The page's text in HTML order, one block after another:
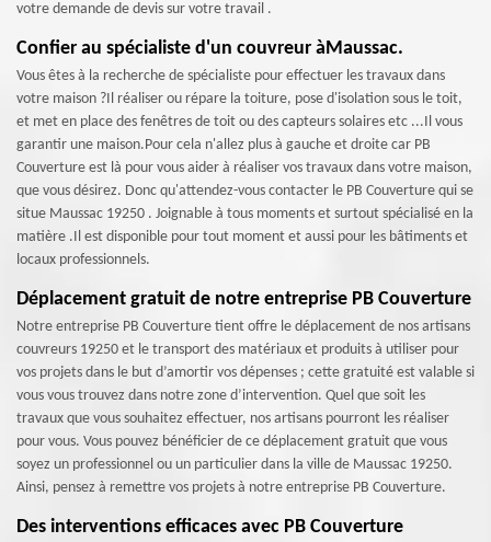
votre demande de devis sur votre travail .
Confier au spécialiste d'un couvreur àMaussac.
Vous êtes à la recherche de spécialiste pour effectuer les travaux dans
votre maison ?Il réaliser ou répare la toiture, pose d'isolation sous le toit,
et met en place des fenêtres de toit ou des capteurs solaires etc ...Il vous
garantir une maison.Pour cela n'allez plus à gauche et droite car PB
Couverture est là pour vous aider à réaliser vos travaux dans votre maison,
que vous désirez. Donc qu'attendez-vous contacter le PB Couverture qui se
situe Maussac 19250 . Joignable à tous moments et surtout spécialisé en la
matière .Il est disponible pour tout moment et aussi pour les bâtiments et
locaux professionnels.
Déplacement gratuit de notre entreprise PB Couverture
Notre entreprise PB Couverture tient offre le déplacement de nos artisans
couvreurs 19250 et le transport des matériaux et produits à utiliser pour
vos projets dans le but d’amortir vos dépenses ; cette gratuité est valable si
vous vous trouvez dans notre zone d’intervention. Quel que soit les
travaux que vous souhaitez effectuer, nos artisans pourront les réaliser
pour vous. Vous pouvez bénéficier de ce déplacement gratuit que vous
soyez un professionnel ou un particulier dans la ville de Maussac 19250.
Ainsi, pensez à remettre vos projets à notre entreprise PB Couverture.
Des interventions efficaces avec PB Couverture